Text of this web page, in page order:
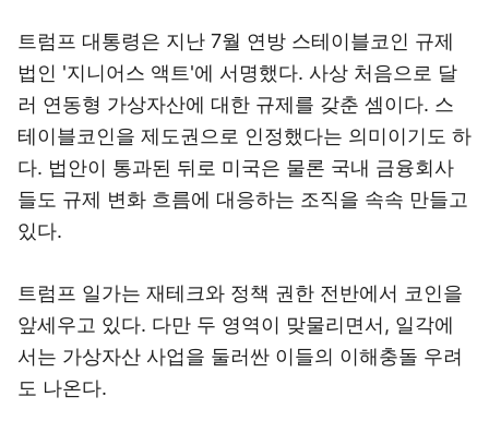
트럼프 대통령은 지난 7월 연방 스테이블코인 규제
법인 '지니어스 액트'에 서명했다. 사상 처음으로 달
러 연동형 가상자산에 대한 규제를 갖춘 셈이다. 스
테이블코인을 제도권으로 인정했다는 의미이기도 하
다. 법안이 통과된 뒤로 미국은 물론 국내 금융회사
들도 규제 변화 흐름에 대응하는 조직을 속속 만들고
있다.
트럼프 일가는 재테크와 정책 권한 전반에서 코인을
앞세우고 있다. 다만 두 영역이 맞물리면서, 일각에
서는 가상자산 사업을 둘러싼 이들의 이해충돌 우려
도 나온다.